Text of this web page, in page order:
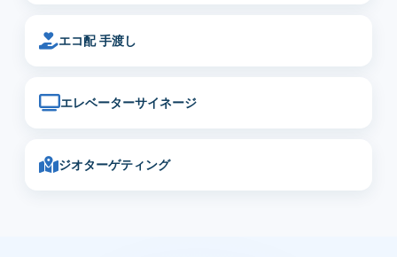
エコ配 手渡し
エレベーターサイネージ
ジオターゲティング